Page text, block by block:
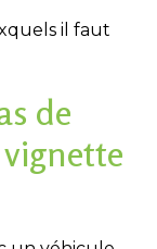
il faut
de